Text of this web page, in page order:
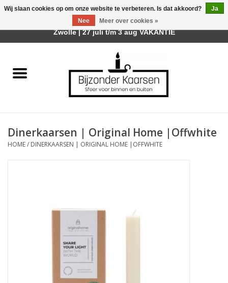
Räder Design Stories
Geurkaarsen
Kaarsen accessoires
Dinerkaarsen | Original Home |Offwhite
HOME/ DINERKAARSEN | ORIGINAL HOME |OFFWHITE
Wij slaan cookies op om onze website te verbeteren. Is dat akkoord?
Ja
Nee
Meer over cookies »
Afhalen is mogelijk bij mijn winkel Trotz | Belvederelaan 107
Zwolle | 27 juli t/m 3 aug VAKANTIE